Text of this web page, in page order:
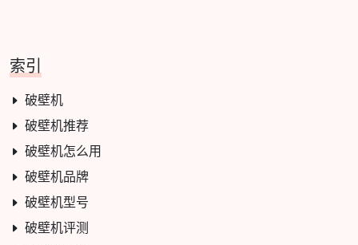
索引
破壁机
破壁机推荐
破壁机怎么用
破壁机品牌
破壁机型号
破壁机评测